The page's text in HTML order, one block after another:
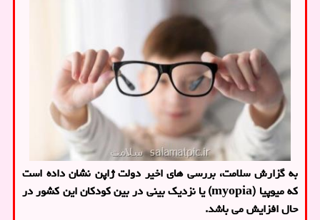
به گزارش سلامت، بررسی های اخیر دولت ژاپن نشان داده است
که میوپیا (myopia) یا نزدیک بینی در بین کودکان این کشور در
حال افزایش می باشد.